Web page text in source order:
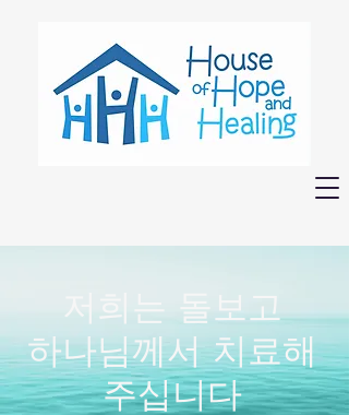
저희는 돌보고
하나님께서 치료해
주십니다